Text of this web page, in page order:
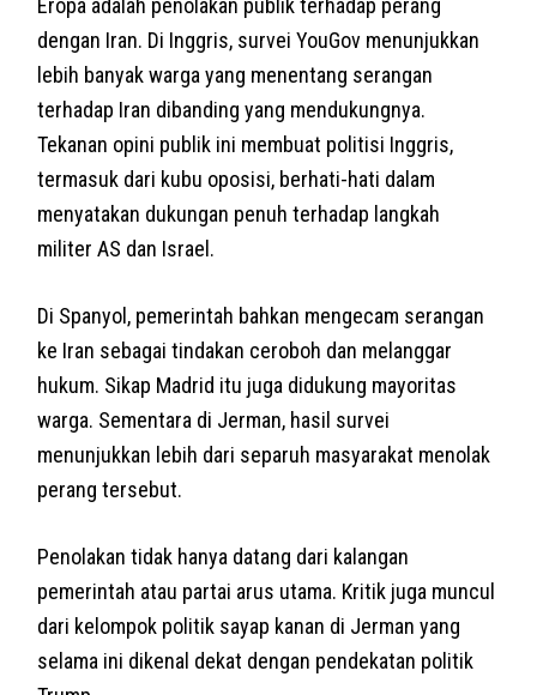
dengan Iran. Di Inggris, survei YouGov menunjukkan
lebih banyak warga yang menentang serangan
terhadap Iran dibanding yang mendukungnya.
Tekanan opini publik ini membuat politisi Inggris,
termasuk dari kubu oposisi, berhati-hati dalam
menyatakan dukungan penuh terhadap langkah
militer AS dan Israel.
Di Spanyol, pemerintah bahkan mengecam serangan
ke Iran sebagai tindakan ceroboh dan melanggar
hukum. Sikap Madrid itu juga didukung mayoritas
warga. Sementara di Jerman, hasil survei
menunjukkan lebih dari separuh masyarakat menolak
perang tersebut.
Penolakan tidak hanya datang dari kalangan
pemerintah atau partai arus utama. Kritik juga muncul
dari kelompok politik sayap kanan di Jerman yang
selama ini dikenal dekat dengan pendekatan politik